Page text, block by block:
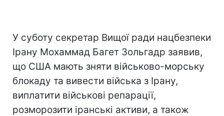
У суботу секретар Вищої ради нацбезпеки
Ірану Мохаммад Багет Зольгадр заявив,
що США мають зняти військово-морську
блокаду та вивести війська з Ірану,
виплатити військові репарації,
розморозити іранські активи, а також